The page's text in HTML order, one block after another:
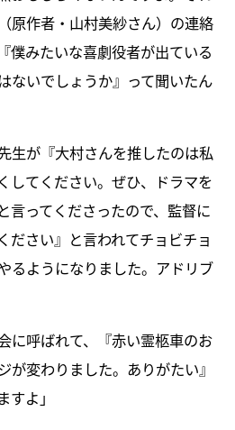
原作者・山村美紗さん）の連絡
僕みたいな喜劇役者が出ている
ないでしょうか』って聞いたん
生が『大村さんを推したのは私
してください。ぜひ、ドラマを
言ってくださったので、監督に
ださい』と言われてチョビチョ
るようになりました。アドリブ
に呼ばれて、『赤い霊柩車のお
が変わりました。ありがたい』
すよ」